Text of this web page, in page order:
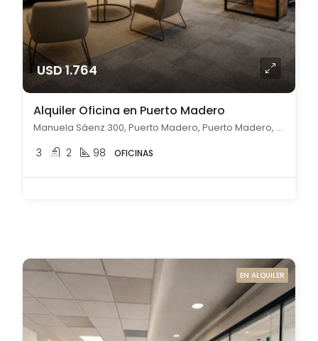
USD 1.764
Alquiler Oficina en Puerto Madero
Manuela Sáenz 300, Puerto Madero, Puerto Madero, Capital Federal
3 2 98 OFICINAS
EN ALQUILER